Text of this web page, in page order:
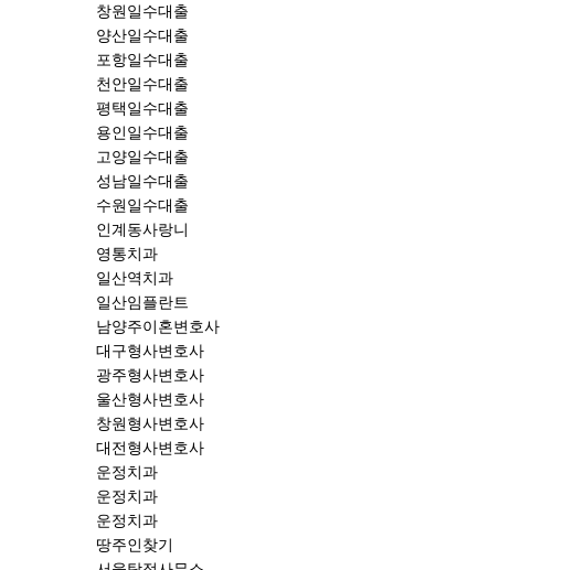
창원일수대출
양산일수대출
포항일수대출
천안일수대출
평택일수대출
용인일수대출
고양일수대출
성남일수대출
수원일수대출
인계동사랑니
영통치과
일산역치과
일산임플란트
남양주이혼변호사
대구형사변호사
광주형사변호사
울산형사변호사
창원형사변호사
대전형사변호사
운정치과
운정치과
운정치과
땅주인찾기